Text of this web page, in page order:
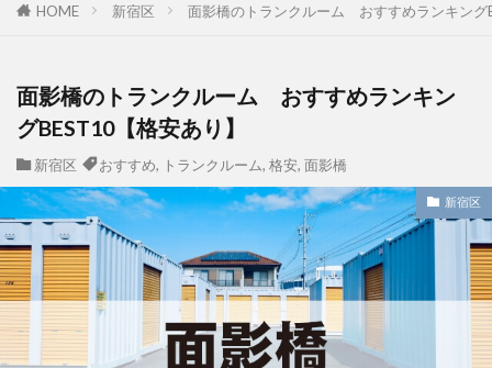
HOME 新宿区 面影橋のトランクルーム おすすめランキング
面影橋のトランクルーム おすすめランキン
グBEST10【格安あり】
新宿区 おすすめ, トランクルーム, 格安, 面影橋
新宿区